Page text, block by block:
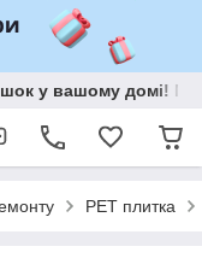
у вашому домі!
PET плитка